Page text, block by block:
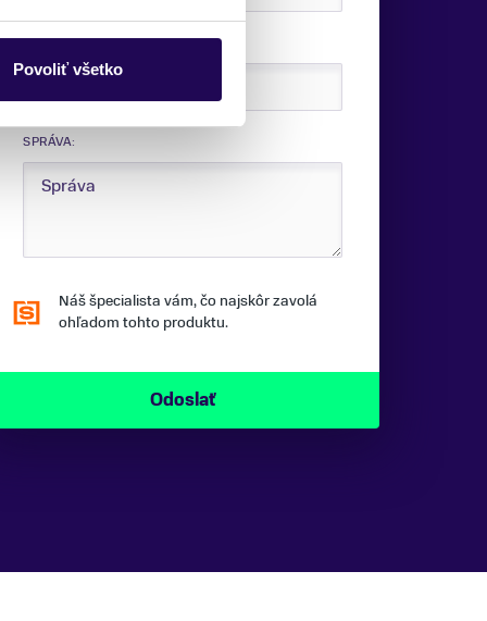
Povoliť všetko
TELEFÓNNE ČÍSLO:
SPRÁVA:
Náš špecialista vám, čo najskôr zavolá
ohľadom tohto produktu.